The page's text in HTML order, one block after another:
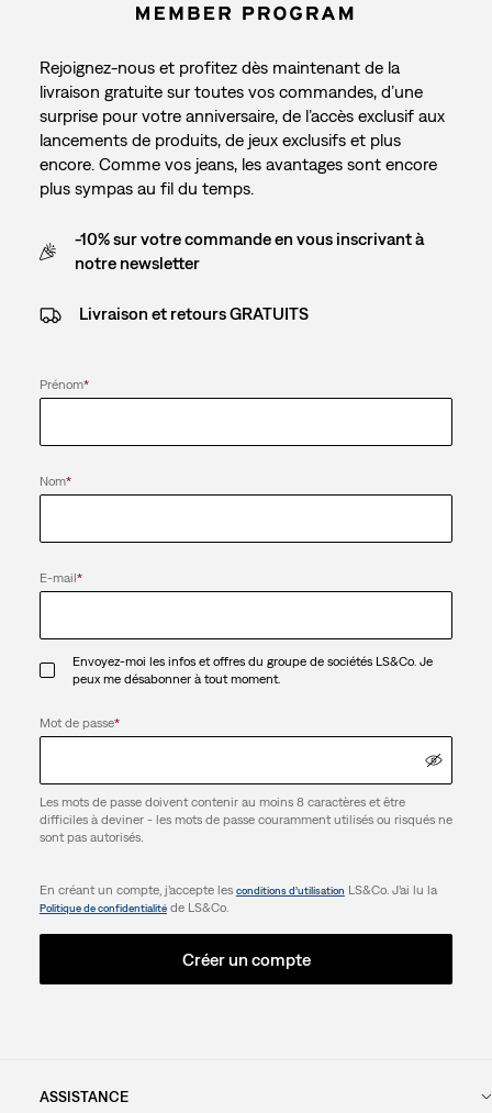
Rejoignez-nous et profitez dès maintenant de la
livraison gratuite sur toutes vos commandes, d’une
surprise pour votre anniversaire, de l’accès exclusif aux
lancements de produits, de jeux exclusifs et plus
encore. Comme vos jeans, les avantages sont encore
plus sympas au fil du temps.
-10% sur votre commande en vous inscrivant à
notre newsletter
Livraison et retours GRATUITS
Prénom*
Nom*
E-mail*
Envoyez-moi les infos et offres du groupe de sociétés LS&Co. Je
peux me désabonner à tout moment.
Mot de passe*
Les mots de passe doivent contenir au moins 8 caractères et être
difficiles à deviner - les mots de passe couramment utilisés ou risqués ne
sont pas autorisés.
En créant un compte, j’accepte les conditions d’utilisation LS&Co. J’ai lu la
Politique de confidentialitéde LS&Co.
Créer un compte
ASSISTANCE